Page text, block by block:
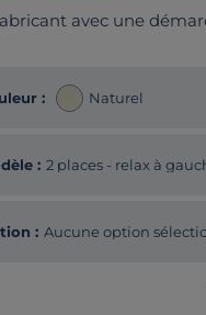
avec une
: Naturel
: 2 places - relax à
: Aucune option